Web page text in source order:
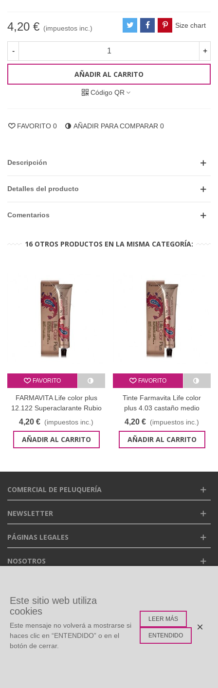
4,20 € (impuestos inc.) Size chart
- +
AÑADIR AL CARRITO
Código QR
FAVORITO 0 AÑADIR PARA COMPARAR 0
Descripción
Detalles del producto
Comentarios
16 OTROS PRODUCTOS EN LA MISMA CATEGORÍA:
FAVORITO
FARMAVITA Life color plus
12.122 Superaclarante Rubio
cendré violeta 100ml
4,20 € (impuestos inc.)
AÑADIR AL CARRITO
FAVORITO
Tinte Farmavita Life color
plus 4.03 castaño medio
natural dorado - 100 ml
4,20 € (impuestos inc.)
AÑADIR AL CARRITO
COMERCIAL DE PELUQUERÍA
NEWSLETTER
PÁGINAS LEGALES
NOSOTROS
ETIQUETAS POPULARES
Este sitio web utiliza
cookies
Este mensaje no volverá a mostrarse si
haces clic en “ENTENDIDO” o en el
botón de cerrar.
LEER MÁS
ENTENDIDO
×